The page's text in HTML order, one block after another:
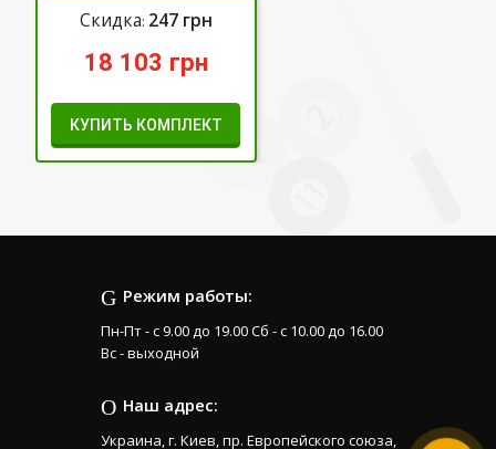
Скидка: 247 грн
18 103 грн
КУПИТЬ КОМПЛЕКТ
Режим работы:
Пн-Пт - с 9.00 до 19.00 Сб - с 10.00 до 16.00
Вс - выходной
Наш адрес:
Украина, г. Киев, пр. Европейского союза,